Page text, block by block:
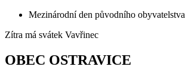
Mezinárodní den původního obyvatelstva
Zítra má svátek Vavřinec
OBEC OSTRAVICE